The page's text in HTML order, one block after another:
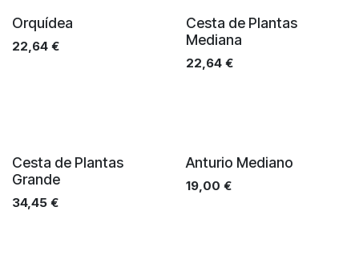
Orquídea
22,64 €
Cesta de Plantas
Mediana
22,64€
Cesta de Plantas
Grande
34,45 €
Anturio Mediano
19,00 €